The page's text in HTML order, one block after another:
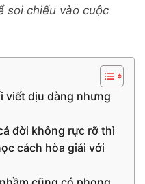
soi chiếu vào cuộc
viết dịu dàng nhưng
đời không rực rỡ thì
cách hòa giải với